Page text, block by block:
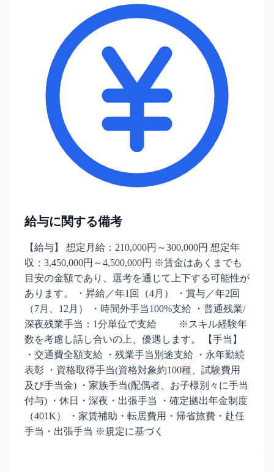
給与に関する備考
【給与】 想定月給：210,000円～300,000円 想定年
収：3,450,000円～4,500,000円 ※賃金はあくまでも
目安の金額であり、選考を通じて上下する可能性が
あります。 ・昇給／年1回（4月） ・賞与／年2回
（7月、12月） ・時間外手当100%支給 ・普通残業/
深夜残業手当：1分単位で支給 ※スキル経験年
数を考慮し話し合いの上、優遇します。 【手当】
・交通費全額支給 ・残業手当別途支給 ・永年勤続
表彰 ・資格取得手当(資格対象約100種、試験費用
及び手当金) ・家族手当(配偶者、お子様別々に手当
付与) ・休日・深夜・出張手当 ・確定拠出年金制度
（401K） ・家賃補助・転居費用・帰省旅費・赴任
手当・出張手当 ※規定に基づく